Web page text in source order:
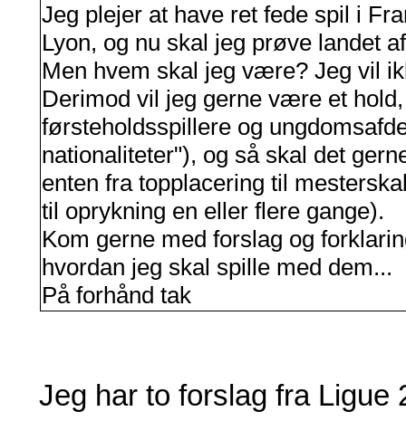
Jeg plejer at have ret fede spil i
Lyon, og nu skal jeg prøve landet
Men hvem skal jeg være? Jeg vil
Derimod vil jeg gerne være et
førsteholdsspillere og
nationaliteter"), og så skal det
enten fra topplacering til
til oprykning en eller flere gange).
Kom gerne med forslag og
hvordan jeg skal spille med dem...
På forhånd tak
Jeg har to forslag fra Ligue